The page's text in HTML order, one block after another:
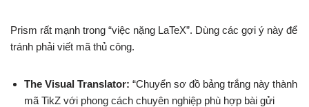
Prism rất mạnh trong “việc nặng LaTeX”. Dùng các gợi ý này để
tránh phải viết mã thủ công.
The Visual Translator: “Chuyển sơ đồ bảng trắng này thành
mã TikZ với phong cách chuyên nghiệp phù hợp bài gửi